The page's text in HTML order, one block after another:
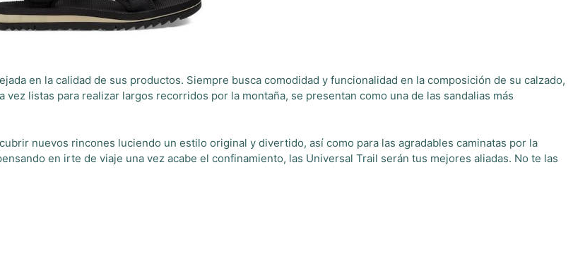
en la calidad de sus productos. Siempre busca comodidad y funcionalidad en la composición de su calzado,
listas para realizar largos recorridos por la montaña, se presentan como una de las sandalias más
nuevos rincones luciendo un estilo original y divertido, así como para las agradables caminatas por la
en irte de viaje una vez acabe el confinamiento, las Universal Trail serán tus mejores aliadas. No te las